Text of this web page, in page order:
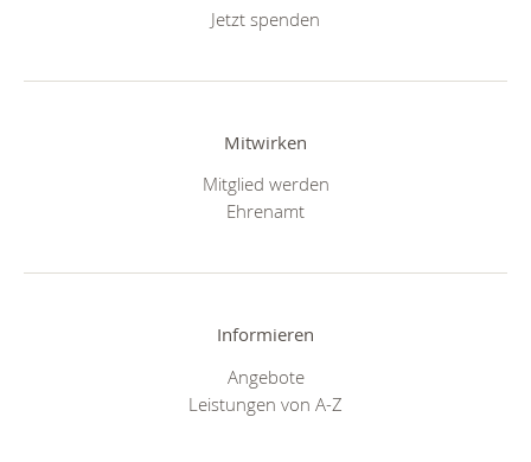
Jetzt spenden
Mitwirken
Mitglied werden
Ehrenamt
Informieren
Angebote
Leistungen von A-Z